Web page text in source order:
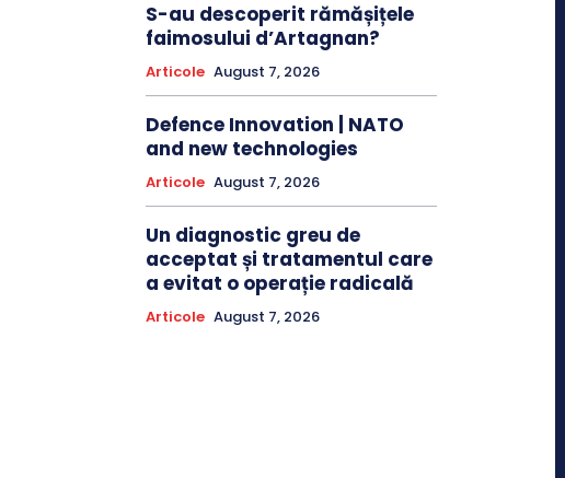
S-au descoperit rămășițele
faimosului d’Artagnan?
Articole August 7, 2026
Defence Innovation | NATO
and new technologies
Articole August 7, 2026
Un diagnostic greu de
acceptat și tratamentul care
a evitat o operație radicală
Articole August 7, 2026